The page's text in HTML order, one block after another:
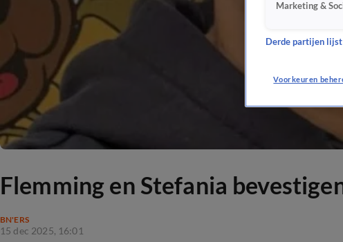
Flemming en Stefania
BN'ERS
15 dec 2025, 16:01
Marketing &
Derde partijen lijst
Voorkeuren